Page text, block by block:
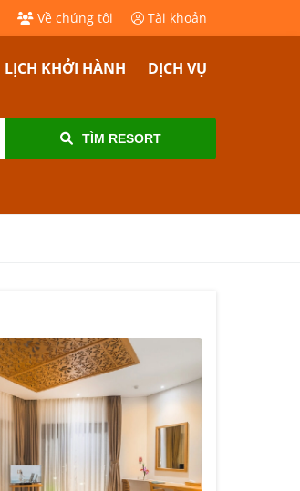
Về chúng tôi Tài khoản
LỊCH KHỞI HÀNH DỊCH VỤ
TÌM RESORT